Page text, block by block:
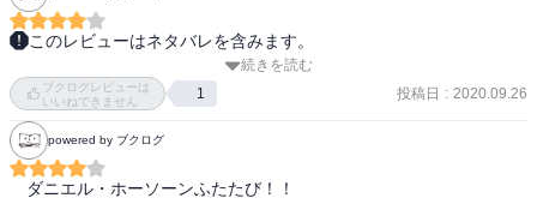
このレビューはネタバレを含みます。
メインテーマは殺人に続く新作が登場！
真相部分で伏線がつながる様は、やはり面白く一気に読ませる。
前作は、途中かなり時間を割いてた部分が実は本筋の事件に全く関
わらないという、違う意味での衝撃を与えてくれたが、今作はその
ようなことなし。暗号が実は全くの解釈違いでした、というのは面
白いけど、意味わかる人いるのかな…。
続きを読む
ブクログレビューは
いいねできません
1 投稿日 : 2020.09.26
powered by ブクログ
ダニエル・ホーソーンふたたび！！